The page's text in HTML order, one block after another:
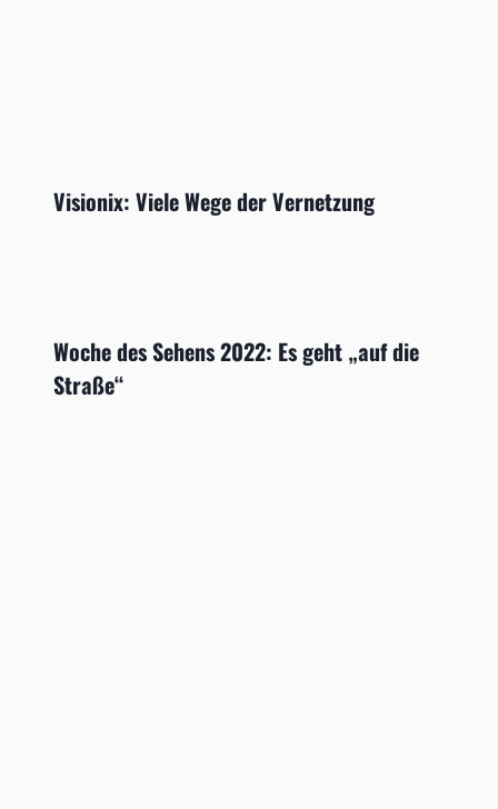
Visionix: Viele Wege der Vernetzung
Woche des Sehens 2022: Es geht „auf die
Straße“